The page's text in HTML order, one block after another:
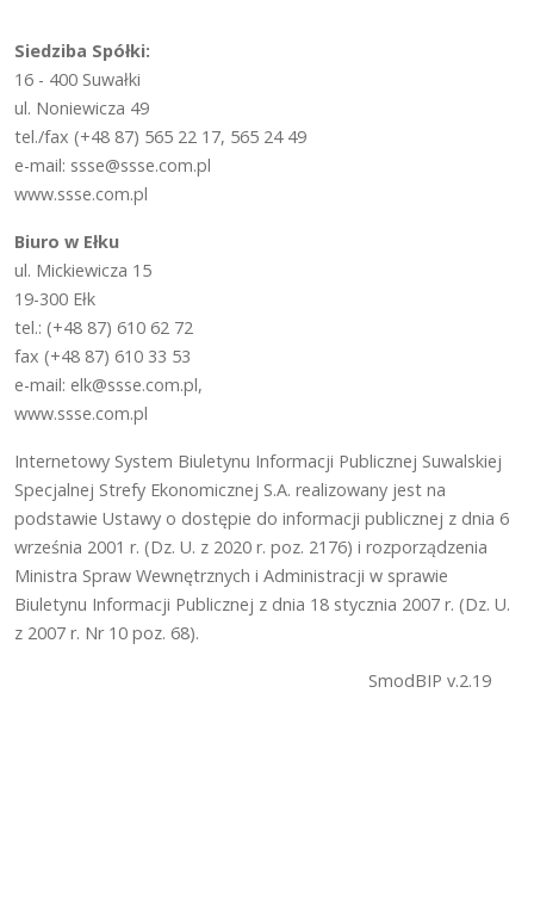
Siedziba Spółki:
16 - 400 Suwałki
ul. Noniewicza 49
tel./fax (+48 87) 565 22 17, 565 24 49
e-mail: ssse@ssse.com.pl
www.ssse.com.pl
Biuro w Ełku
ul. Mickiewicza 15
19-300 Ełk
tel.: (+48 87) 610 62 72
fax (+48 87) 610 33 53
e-mail: elk@ssse.com.pl,
www.ssse.com.pl
Internetowy System Biuletynu Informacji Publicznej Suwalskiej
Specjalnej Strefy Ekonomicznej S.A. realizowany jest na
podstawie Ustawy o dostępie do informacji publicznej z dnia 6
września 2001 r. (Dz. U. z 2020 r. poz. 2176) i rozporządzenia
Ministra Spraw Wewnętrznych i Administracji w sprawie
Biuletynu Informacji Publicznej z dnia 18 stycznia 2007 r. (Dz. U.
z 2007 r. Nr 10 poz. 68).
SmodBIP v.2.19